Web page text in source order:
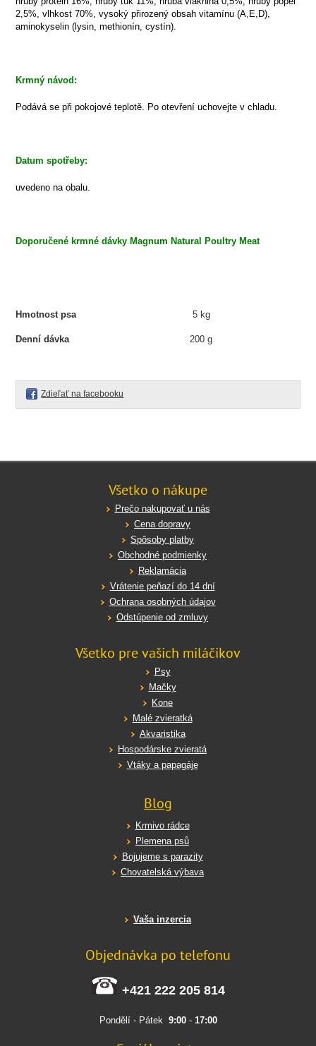
2,5%, vlhkost 70%, vysoký přirozený obsah vitamínu (A,E,D),
aminokyselin (lysin, methionín, cystín).
Krmný návod:
Podává se připokojové teplotě. Po otevření uchovejte v chladu.
Datum spotřeby:
uvedeno naobalu.
Doporučené krmné dávky Magnum Natural Poultry Meat
Hmotnost psa 5 kg
Denní dávka 200 g
Zdieľať na facebooku
Všetko o nákupe
Prečo nakupovať u nás
Cena dopravy
Spôsoby platby
Obchodné podmienky
Reklamácia
Vrátenie peňazí do 14 dní
Ochrana osobných údajov
Odstúpenie od zmluvy
Všetko pre vašich miláčikov
Psy
Mačky
Kone
Malé zvieratká
Akvaristika
Hospodárske zvieratá
Vtáky a papagáje
Blog
Krmivo rádce
Plemena psů
Bojujeme s parazity
Chovatelská výbava
Vaša inzercia
Objednávka po telefonu
+421 222 205 814
Pondělí - Pátek 9:00- 17:00